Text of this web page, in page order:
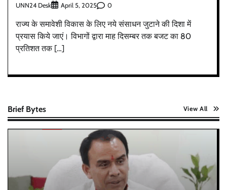
UNN24 Desk April 5, 2025 0
राज्य के समावेशी विकास के लिए नये संसाधन जुटाने की दिशा में
प्रयास किये जाएं। विभागों द्वारा माह दिसम्बर तक बजट का 80
प्रतिशत तक […]
Brief Bytes View All